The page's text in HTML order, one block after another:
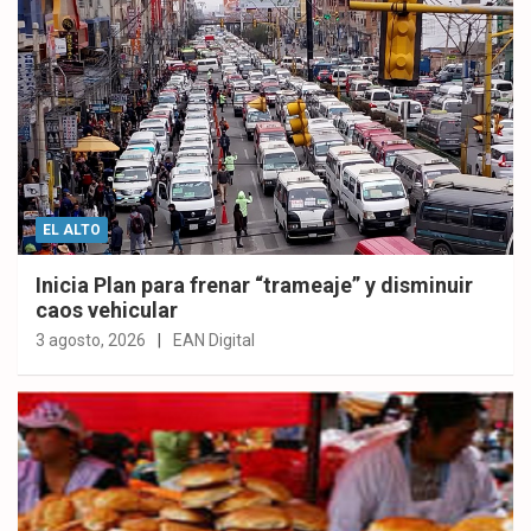
EL ALTO
Inicia Plan para frenar “trameaje” y disminuir
caos vehicular
3 agosto, 2026 EAN Digital